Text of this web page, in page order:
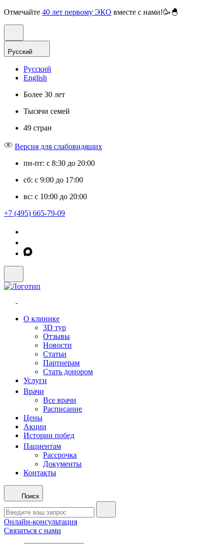
Отмечайте 40 лет первому ЭКО вместе с нами!🥳🐣
Русский
Русский
English
Более 30 лет
Тысячи семей
49 стран
Версия для слабовидящих
пн-пт: с 8:30 до 20:00
сб: с 9:00 до 17:00
вс: с 10:00 до 20:00
+7 (495) 665-79-09
О клинике
3D тур
Отзывы
Новости
Статьи
Партнерам
Стать донором
Услуги
Врачи
Все врачи
Расписание
Цены
Акции
Истории побед
Пациентам
Рассрочка
Документы
Контакты
Поиск
Онлайн-консультация
Связаться с нами